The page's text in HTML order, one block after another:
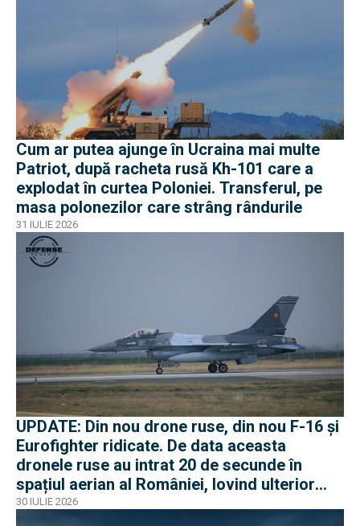
Cum ar putea ajunge în Ucraina mai multe
Patriot, după racheta rusă Kh-101 care a
explodat în curtea Poloniei. Transferul, pe
masa polonezilor care strâng rândurile
31 IULIE 2026
UPDATE: Din nou drone ruse, din nou F-16 și
Eurofighter ridicate. De data aceasta
dronele ruse au intrat 20 de secunde în
spațiul aerian al României, lovind ulterior
Ucraina
30 IULIE 2026